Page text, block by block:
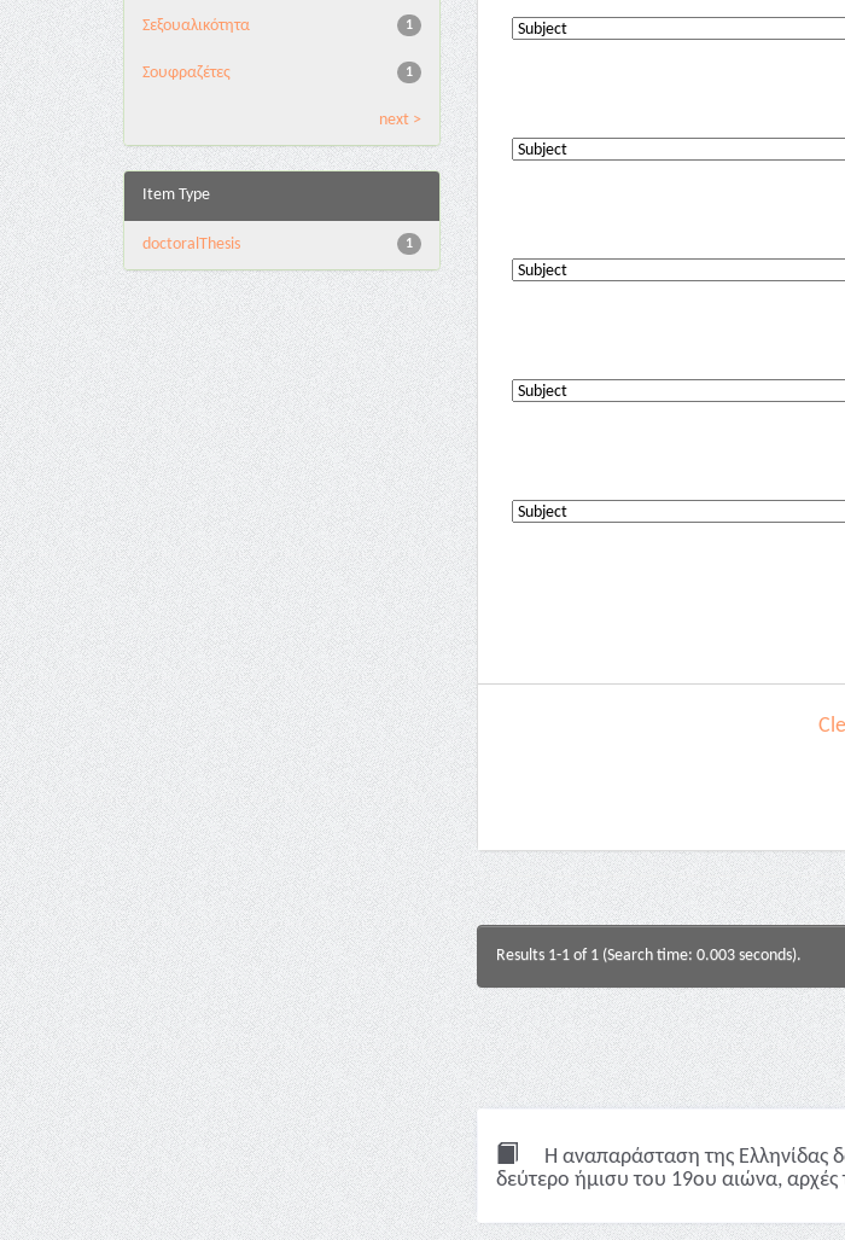
1
Σεξουαλικότητα
1
Σουφραζέτες
next >
Item Type
1
doctoralThesis
Results 1-1 of 1 (Search time: 0.003 seconds).
Η αναπαράσταση της Ελληνίδας
δεύτερο ήμισυ του 19ου αιώνα,